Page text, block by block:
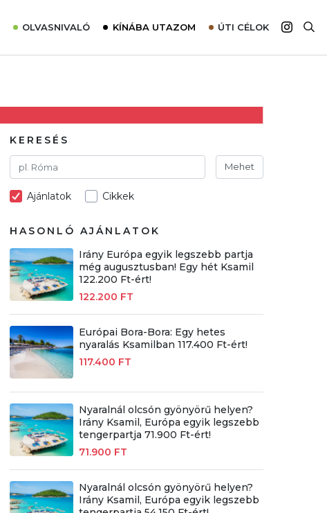
OLVASNIVALÓ
Utazómajom – CitySIM kártya a világutazóknak
Élménybeszámolók
Szállodalátogatás
Sajtómegjelenések
KÍNÁBA UTAZOM ÚTI CÉLOK
Afrika
KERESÉS
Mehet
Ajánlatok Cikkek
HASONLÓ AJÁNLATOK
Irány Európa egyik legszebb partja
még augusztusban! Egy hét Ksamil
122.200 Ft-ért!
122.200 FT
Európai Bora-Bora: Egy hetes
nyaralás Ksamilban 117.400 Ft-ért!
117.400 FT
Nyaralnál olcsón gyönyörű helyen?
Irány Ksamil, Európa egyik legszebb
tengerpartja 71.900 Ft-ért!
71.900 FT
Nyaralnál olcsón gyönyörű helyen?
Irány Ksamil, Európa egyik legszebb